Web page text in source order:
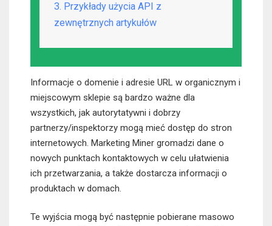
3. Przykłady użycia API z
zewnętrznych artykułów
Informacje o domenie i adresie URL w organicznym i
miejscowym sklepie są bardzo ważne dla
wszystkich, jak autorytatywni i dobrzy
partnerzy/inspektorzy mogą mieć dostęp do stron
internetowych. Marketing Miner gromadzi dane o
nowych punktach kontaktowych w celu ułatwienia
ich przetwarzania, a także dostarcza informacji o
produktach w domach.
Te wyjścia mogą być następnie pobierane masowo